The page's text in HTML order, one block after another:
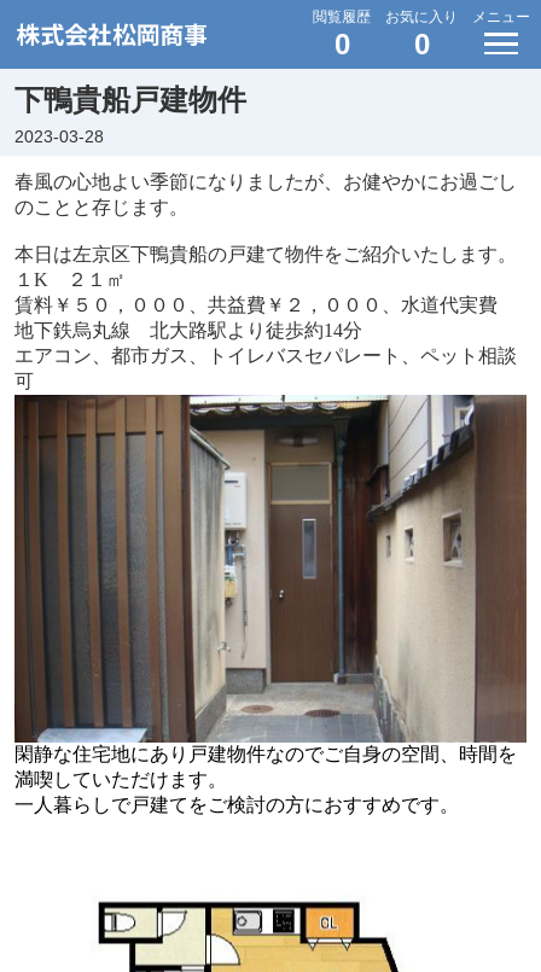
閲覧履歴
0
お気に入り
0
メニュー
下鴨貴船戸建物件
2023-03-28
春風の心地よい季節になりましたが、お健やかにお過ごし
のことと存じます。
本日は左京区下鴨貴船の戸建て物件をご紹介いたします。
１K ２１㎡
賃料￥５０，０００、共益費￥２，０００、水道代実費
地下鉄烏丸線 北大路駅より徒歩約14分
エアコン、都市ガス、トイレバスセパレート、ペット相談
可
閑静な住宅地にあり戸建物件なのでご自身の空間、時間を
満喫していただけます。
一人暮らしで戸建てをご検討の方におすすめです。